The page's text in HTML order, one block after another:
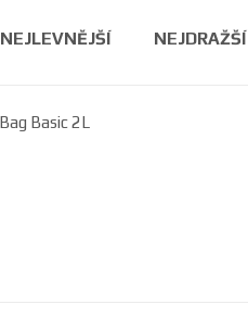
NEJLEVNĚJŠÍ NEJDRAŽŠÍ